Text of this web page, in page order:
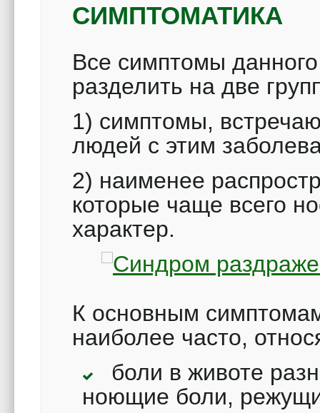
СИМПТОМАТИКА
Все симптомы
разделить на две
1) симптомы,
людей с этим
2) наименее
которые чаще всего
характер.
К основным
наиболее часто,
боли в животе
ноющие боли,